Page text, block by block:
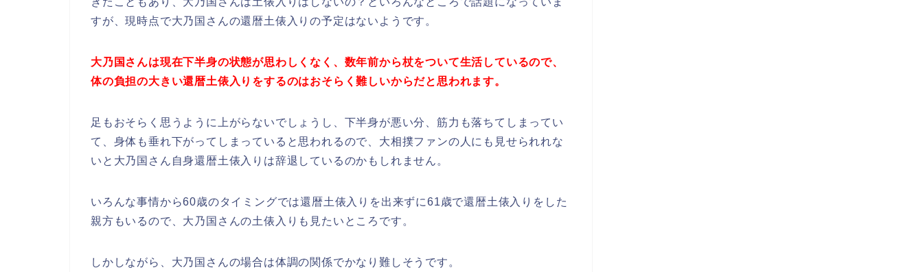
すが、現時点で大乃国さんの還暦土俵入りの予定はないようです。
大乃国さんは現在下半身の状態が思わしくなく、数年前から杖をついて生活しているので、
体の負担の大きい還暦土俵入りをするのはおそらく難しいからだと思われます。
足もおそらく思うように上がらないでしょうし、下半身が悪い分、筋力も落ちてしまってい
て、身体も垂れ下がってしまっていると思われるので、大相撲ファンの人にも見せられれな
いと大乃国さん自身還暦土俵入りは辞退しているのかもしれません。
いろんな事情から60歳のタイミングでは還暦土俵入りを出来ずに61歳で還暦土俵入りをした
親方もいるので、大乃国さんの土俵入りも見たいところです。
しかしながら、大乃国さんの場合は体調の関係でかなり難しそうです。